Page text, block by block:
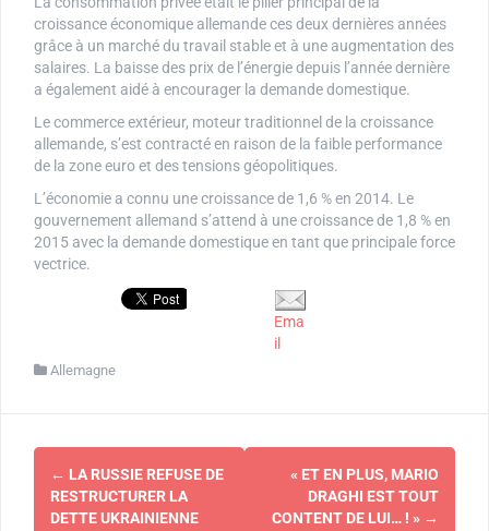
croissance économique allemande ces deux dernières années
grâce à un marché du travail stable et à une augmentation des
salaires. La baisse des prix de l’énergie depuis l’année dernière
a également aidé à encourager la demande domestique.
Le commerce extérieur, moteur traditionnel de la croissance
allemande, s’est contracté en raison de la faible performance
de la zone euro et des tensions géopolitiques.
L’économie a connu une croissance de 1,6 % en 2014. Le
gouvernement allemand s’attend à une croissance de 1,8 % en
2015 avec la demande domestique en tant que principale force
vectrice.
Ema
il
Allemagne
Navigation
d'article
← LA RUSSIE REFUSE DE
RESTRUCTURER LA
DETTE UKRAINIENNE
« ET EN PLUS, MARIO
DRAGHI EST TOUT
CONTENT DE LUI… ! » →